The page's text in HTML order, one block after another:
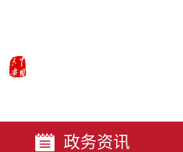
政务资讯